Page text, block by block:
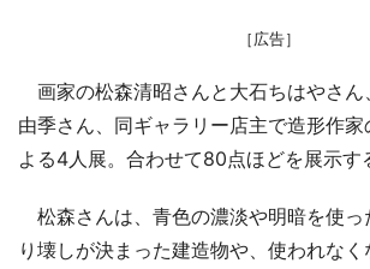
［広告］
画家の松森清昭さんと大石ちはやさん
由季さん、同ギャラリー店主で造形作
よる4人展。合わせて80点ほどを展示す
松森さんは、青色の濃淡や明暗を使っ
り壊しが決まった建造物や、使われな